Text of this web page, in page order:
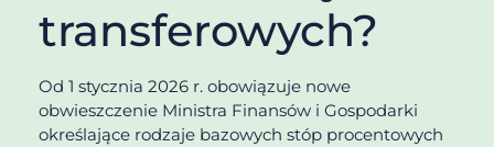
transferowych?
Od 1 stycznia 2026 r. obowiązuje nowe
obwieszczenie Ministra Finansów i Gospodarki
określające rodzaje bazowych stóp procentowych